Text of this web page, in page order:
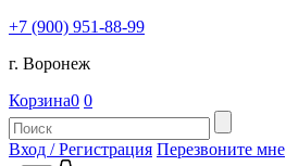
+7 (900) 951-88-99
г. Воронеж
Корзина0 0
Вход / Регистрация Перезвоните мне